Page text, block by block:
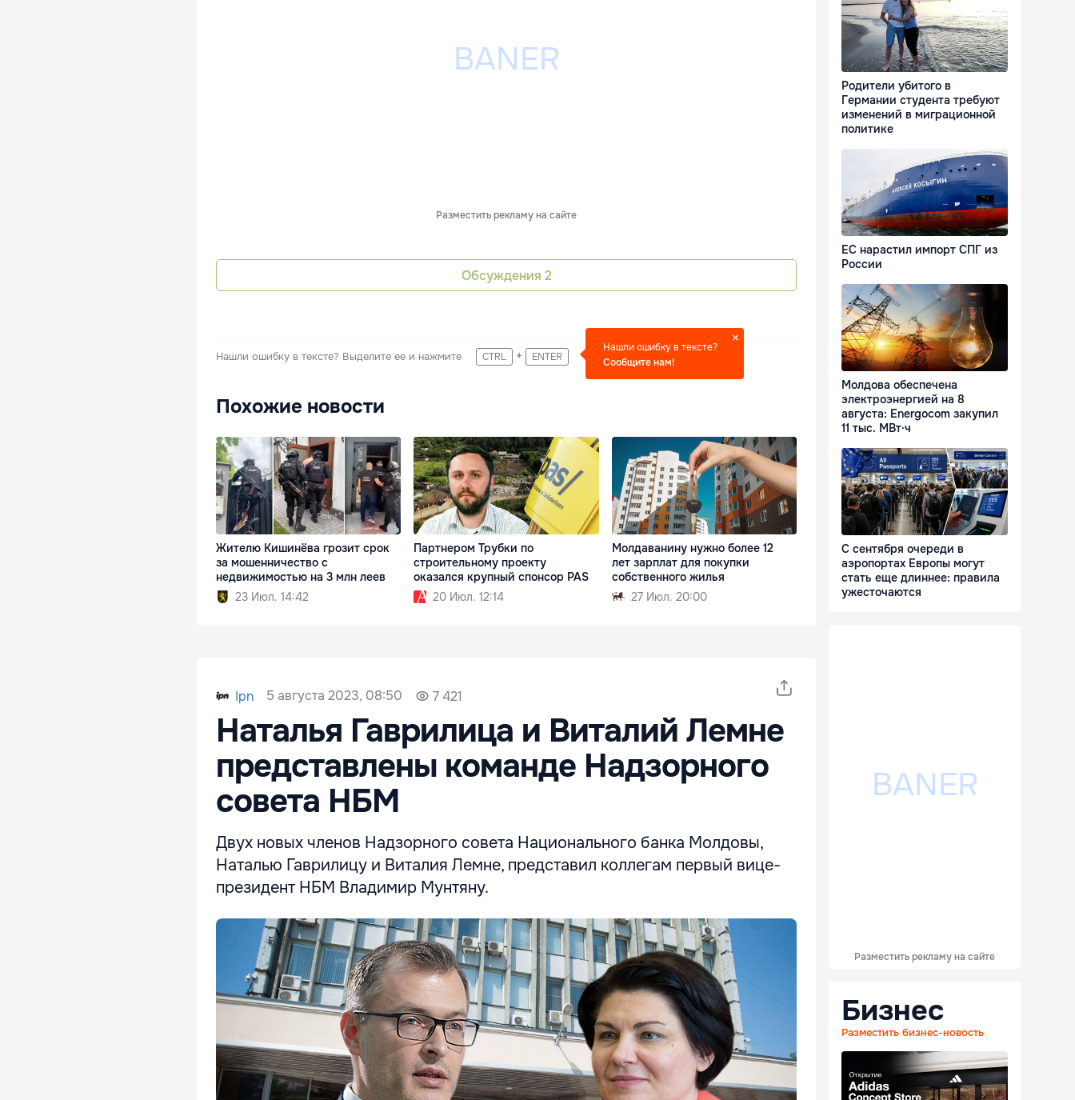
Разместить рекламу на сайте
Обсуждения 2
Нашли ошибку в тексте? Выделите ее и нажмите CTRL + ENTER
Нашли ошибку в тексте?
Сообщите нам!
Похожие новости
Жителю Кишинёва грозит срок
за мошенничество с
недвижимостью на 3 млн леев
23 Июл. 14:42
Партнером Трубки по
строительному проекту
оказался крупный спонсор PAS
20 Июл. 12:14
Молдаванину нужно более 12
лет зарплат для покупки
собственного жилья
27 Июл. 20:00
Ipn 5 августа 2023, 08:50 7 421
Наталья Гаврилица и Виталий Лемне
представлены команде Надзорного
совета НБМ
Двух новых членов Надзорного совета Национального банка Молдовы,
Наталью Гаврилицу и Виталия Лемне, представил коллегам первый вице-
президент НБМ Владимир Мунтяну.
Родители убитого в
Германии студента требуют
изменений в миграционной
политике
ЕС нарастил импорт СПГ из
России
Молдова обеспечена
электроэнергией на 8
августа: Energocom закупил
11 тыс. МВт·ч
С сентября очереди в
аэропортах Европы могут
стать еще длиннее: правила
ужесточаются
Разместить рекламу на сайте
Бизнес
Разместить бизнес-новость